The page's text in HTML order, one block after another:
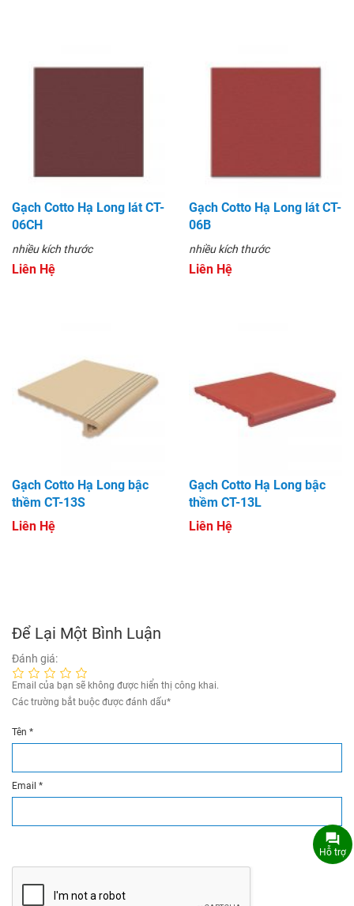
Gạch Cotto Hạ Long lát CT-
06CH
nhiều kích thước
Liên Hệ
Gạch Cotto Hạ Long lát CT-
06B
nhiều kích thước
Liên Hệ
Gạch Cotto Hạ Long bậc
thềm CT-13S
Liên Hệ
Gạch Cotto Hạ Long bậc
thềm CT-13L
Liên Hệ
Để Lại Một Bình Luận
Đánh giá:
Email của bạn sẽ không được hiển thị công khai.
Các trường bắt buộc được đánh dấu*
Tên *
Email *
Hỗ trợ